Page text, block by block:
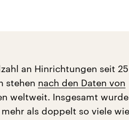
an Hinrichtungen seit 25
stehen nach den Daten von
weltweit. Insgesamt
als doppelt so viele